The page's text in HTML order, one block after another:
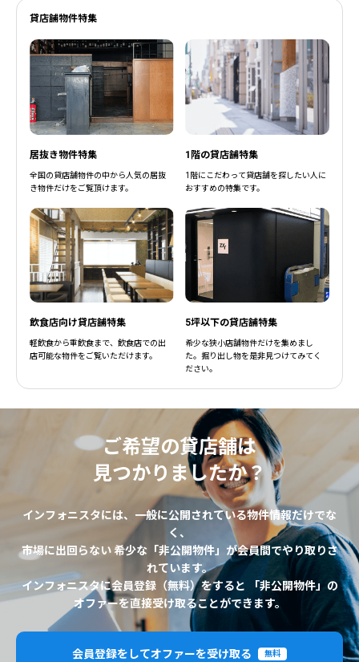
貸店舗物件特集
居抜き物件特集
全国の貸店舗物件の中から人気の居抜
き物件だけをご覧頂けます。
1階の貸店舗特集
1階にこだわって貸店舗を探したい人に
おすすめの特集です。
飲食店向け貸店舗特集
軽飲食から重飲食まで、飲食店での出
店可能な物件をご覧いただけます。
5坪以下の貸店舗特集
希少な狭小店舗物件だけを集めまし
た。掘り出し物を是非見つけてみてく
ださい。
ご希望の貸店舗は
見つかりましたか？
インフォニスタには、一般に公開されている物件情報だけでな
く、
市場に出回らない 希少な「非公開物件」が会員間でやり取りさ
れています。
インフォニスタに会員登録（無料）をすると 「非公開物件」の
オファーを直接受け取ることができます。
会員登録をしてオファーを受け取る 無料